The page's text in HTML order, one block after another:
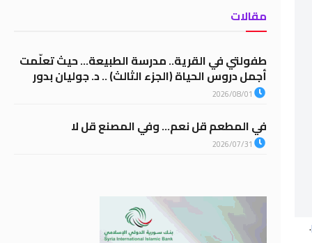
.
مقالات
طفولتي في القرية.. مدرسة الطبيعة… حيث تعلّمت
أجمل دروس الحياة (الجزء الثالث) .. د. جوليان بدور
2026/08/01
في المطعم قل نعم… وفي المصنع قل لا
2026/07/31